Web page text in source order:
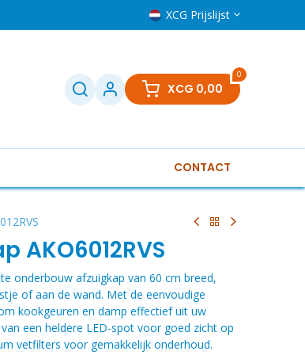
XCG Prijslijst
0
XCG 0,00
Boilers
CONTACT
AKO6012RVS
onderbouw afzuigkap van 60 cm breed,
of aan de wand. Met de eenvoudige
kookgeuren en damp effectief uit uw
een heldere LED-spot voor goed zicht op
vetfilters voor gemakkelijk onderhoud.